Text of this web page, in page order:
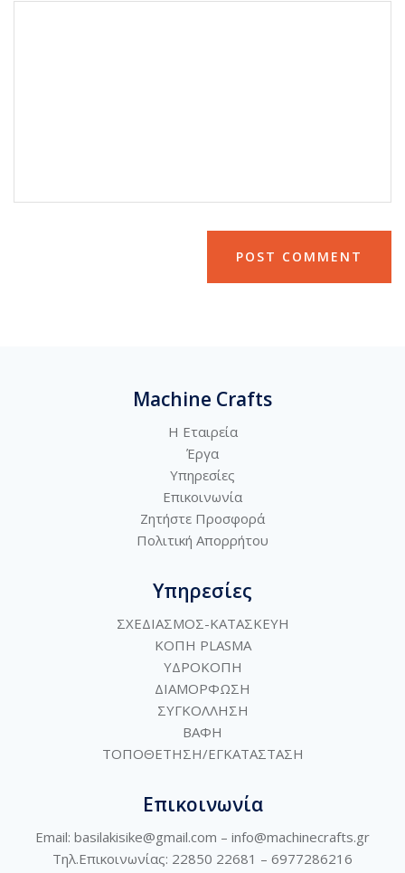
Machine Crafts
Η Εταιρεία
Έργα
Υπηρεσίες
Επικοινωνία
Ζητήστε Προσφορά
Πολιτική Απορρήτου
Υπηρεσίες
ΣΧΕΔΙΑΣΜΟΣ-ΚΑΤΑΣΚΕΥΗ
ΚΟΠΗ PLASMA
ΥΔΡΟΚΟΠΗ
ΔΙΑΜΟΡΦΩΣΗ
ΣΥΓΚΟΛΛΗΣΗ
ΒΑΦΗ
ΤΟΠΟΘΕΤΗΣΗ/ΕΓΚΑΤΑΣΤΑΣΗ
Επικοινωνία
Email: basilakisike@gmail.com – info@machinecrafts.gr
Τηλ.Επικοινωνίας: 22850 22681 – 6977286216